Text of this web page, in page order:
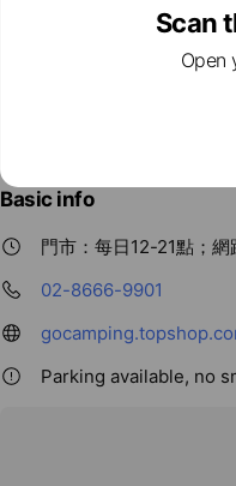
Basic info
門市：每日12-21點；
02-8666-9901
Parking available, no
Scan
Open